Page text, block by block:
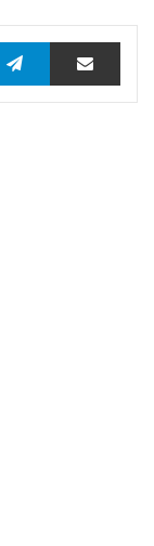
TelegramTeilen via E-Mail